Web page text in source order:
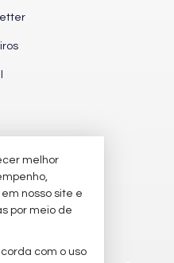
5,88
melhor
nosso site e
por meio de
com o uso